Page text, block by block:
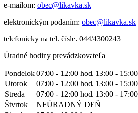
e-mailom: obec@likavka.sk
elektronickým podaním: obec@likavka.sk
telefonicky na tel. čísle: 044/4300243
Úradné hodiny prevádzkovateľa
Pondelok07:00 - 12:00 hod. 13:00 - 15:00
Utorok
07:00 - 12:00 hod. 13:00 - 15:00
Streda
07:00 - 12:00 hod. 13:00 - 17:00
Štvrtok
NEÚRADNÝ DEŇ